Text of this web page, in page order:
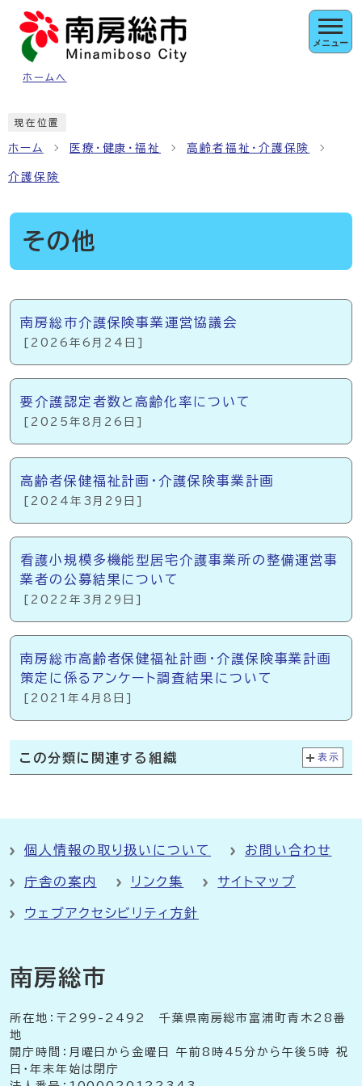
ページの先頭です
ホームへ
メニュー
現在位置
ホーム 医療・健康・福祉 高齢者福祉・介護保険
介護保険
その他
メインメニュー
南房総市介護保険事業運営協議会
[2026年6月24日]
要介護認定者数と高齢化率について
[2025年8月26日]
高齢者保健福祉計画・介護保険事業計画
[2024年3月29日]
看護小規模多機能型居宅介護事業所の整備運営事
業者の公募結果について
[2022年3月29日]
南房総市高齢者保健福祉計画・介護保険事業計画
策定に係るアンケート調査結果について
[2021年4月8日]
この分類に関連する組織 表示
個人情報の取り扱いについて お問い合わせ
庁舎の案内 リンク集 サイトマップ
ウェブアクセシビリティ方針
南房総市
所在地：〒299-2492 千葉県南房総市富浦町青木28番
地
開庁時間：月曜日から金曜日 午前8時45分から午後5時 祝
日・年末年始は閉庁